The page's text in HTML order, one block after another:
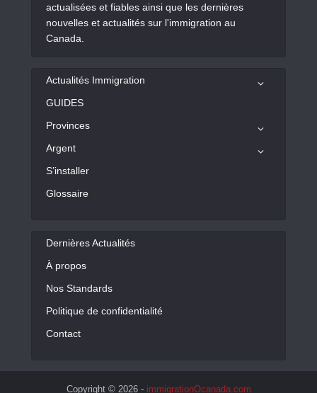
actualisées et fiables ainsi que les dernières
nouvelles et actualités sur l'immigration au
Canada.
Actualités Immigration
GUIDES
Provinces
Argent
S’installer
Glossaire
Dernières Actualités
À propos
Nos Standards
Politique de confidentialité
Contact
Copyright © 2026 - immigrationOcanada.com